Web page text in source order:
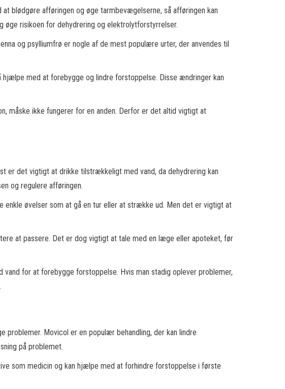
blødgøre afføringen og øge tarmbevægelserne, så afføringen kan
risikoen for dehydrering og elektrolytforstyrrelser.
og psylliumfrø er nogle af de mest populære urter, der anvendes til
med at forebygge og lindre forstoppelse. Disse ændringer kan
måske ikke fungerer for en anden. Derfor er det altid vigtigt at
det vigtigt at drikke tilstrækkeligt med vand, da dehydrering kan
og regulere afføringen.
øvelser som at gå en tur eller at strække ud. Men det er vigtigt at
at passere. Det er dog vigtigt at tale med en læge eller apoteket, før
for at forebygge forstoppelse. Hvis man stadig oplever problemer,
Movicol er en populær behandling, der kan lindre
på problemet.
som medicin og kan hjælpe med at forhindre forstoppelse i første